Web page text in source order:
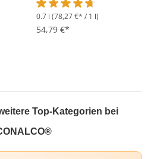
von 4.8 von 5 Sternen
Durchschnittliche
0.7 l (78,27 €* / 1 l)
54,79 €*
Top-Kategorien bei